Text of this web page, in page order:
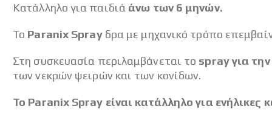
Κατάλληλο για παιδιά άνω των 6 μηνών.
Το Paranix Sprayδρα με μηχανικό τρόπο
Στη συσκευασία περιλαμβάνεται το spray για
των νεκρών ψειρών και των κονίδων.
Το Paranix Spray είναι κατάλληλο για